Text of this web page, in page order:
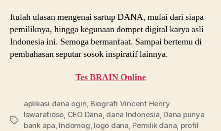
Itulah ulasan mengenai sartup DANA, mulai dari siapa
pemiliknya, hingga kegunaan dompet digital karya asli
Indonesia ini. Semoga bermanfaat. Sampai bertemu di
pembahasan seputar sosok inspiratif lainnya.
Tes BRAIN Online
Tags
aplikasi dana ogin, Biografi Vincent Henry
Iswaratioso, CEO Dana, dana Indonesia, Dana punya
bank apa, Indomog, logo dana, Pemilik dana, profil